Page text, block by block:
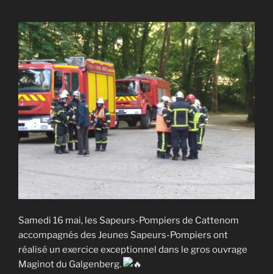
Samedi 16 mai, les Sapeurs-Pompiers de Cattenom
accompagnés des Jeunes Sapeurs-Pompiers ont
réalisé un exercice exceptionnel dans le gros ouvrage
Maginot du Galgenberg.